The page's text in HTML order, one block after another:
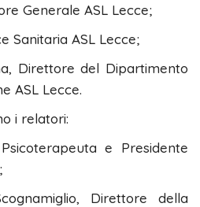
Generale ASL Lecce;
Sanitaria ASL Lecce;
Direttore del Dipartimento
ASL Lecce.
i relatori:
e Presidente
Direttore della